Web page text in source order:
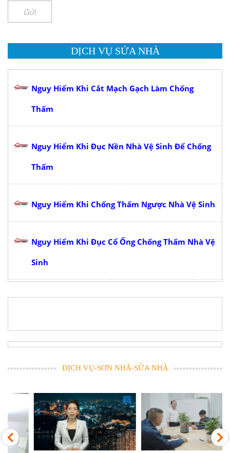
Gửi
DỊCH VỤ SỬA NHÀ
Nguy Hiểm Khi Cắt Mạch Gạch Làm Chống
Thấm
Nguy Hiểm Khi Đục Nền Nhà Vệ Sinh Để Chống
Thấm
Nguy Hiểm Khi Chống Thấm Ngược Nhà Vệ Sinh
Nguy Hiểm Khi Đục Cổ Ống Chống Thấm Nhà Vệ
Sinh
DỊCH VỤ-SƠN NHÀ-SỬA NHÀ